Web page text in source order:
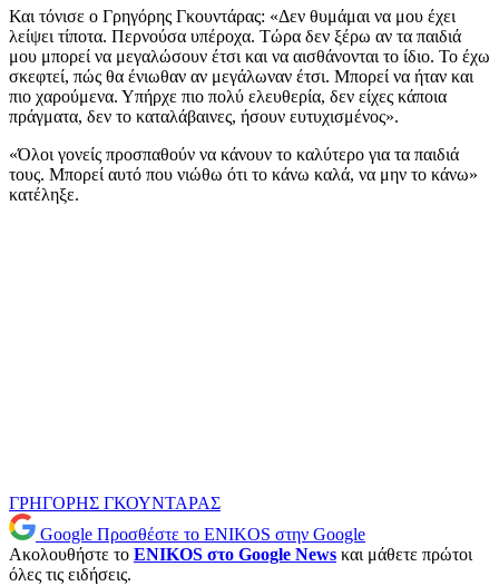
Και τόνισε ο Γρηγόρης Γκουντάρας: «Δεν θυμάμαι να μου έχει
λείψει τίποτα. Περνούσα υπέροχα. Τώρα δεν ξέρω αν τα παιδιά
μου μπορεί να μεγαλώσουν έτσι και να αισθάνονται το ίδιο. Το έχω
σκεφτεί, πώς θα ένιωθαν αν μεγάλωναν έτσι. Μπορεί να ήταν και
πιο χαρούμενα. Υπήρχε πιο πολύ ελευθερία, δεν είχες κάποια
πράγματα, δεν το καταλάβαινες, ήσουν ευτυχισμένος».
«Όλοι γονείς προσπαθούν να κάνουν το καλύτερο για τα παιδιά
τους. Μπορεί αυτό που νιώθω ότι το κάνω καλά, να μην το κάνω»
κατέληξε.
ΓΡΗΓΟΡΗΣ ΓΚΟΥΝΤΑΡΑΣ
Google Προσθέστε το ENIKOS στην Google
Ακολουθήστε το ENIKOS στο Google News και μάθετε πρώτοι
όλες τις ειδήσεις.